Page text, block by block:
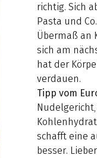
richtig. Sich
Pasta und
Übermaß an
sich am
hat der
verdauen.
Tipp vom
schafft eine
besser.